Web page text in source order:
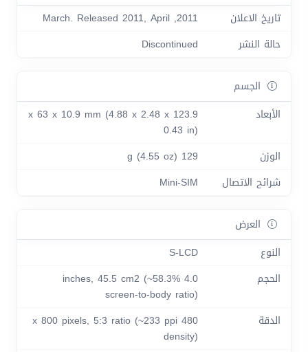
تاريخ الاعلان
2011, March. Released 2011, April
حالة النشر
Discontinued
الجسم
الأبعاد
123.9 x 63 x 10.9 mm (4.88 x 2.48 x
0.43 in)
الوزن
129 g (4.55 oz)
شرائح الاتصال
Mini-SIM
العرض
النوع
S-LCD
الحجم
4.0 inches, 45.5 cm2 (~58.3%
screen-to-body ratio)
الدقة
480 x 800 pixels, 5:3 ratio (~233 ppi
density)